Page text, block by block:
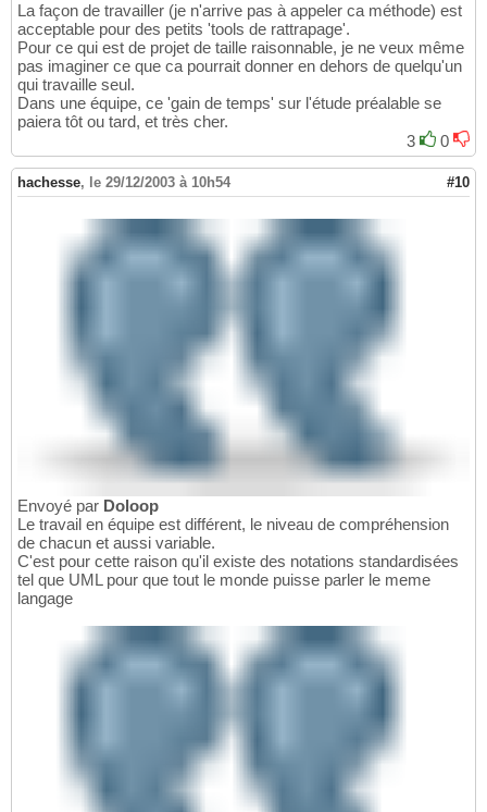
La façon de travailler (je n'arrive pas à appeler ca méthode) est
acceptable pour des petits 'tools de rattrapage'.
Pour ce qui est de projet de taille raisonnable, je ne veux même
pas imaginer ce que ca pourrait donner en dehors de quelqu'un
qui travaille seul.
Dans une équipe, ce 'gain de temps' sur l'étude préalable se
paiera tôt ou tard, et très cher.
3
0
hachesse, le 29/12/2003 à 10h54 #10
Envoyé par Doloop
Le travail en équipe est différent, le niveau de compréhension
de chacun et aussi variable.
C'est pour cette raison qu'il existe des notations standardisées
tel que UML pour que tout le monde puisse parler le meme
langage